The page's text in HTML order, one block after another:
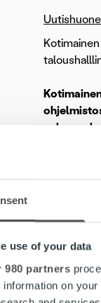
use of your data
980 partners
on
Uutishuone
vahvaan
Talouden
Noin 90
Kuopion